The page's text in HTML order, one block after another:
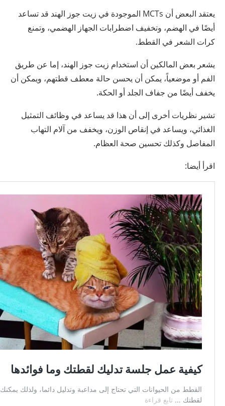
يعتقد البعض أن MCTs الموجودة في زيت جوز الهند قد تساعد
أيضًا في الهضم، وتخفيف اضطرابات الجهاز الهضمي، وتمنع
كرات الشعر في القطط.
يشعر بعض المالكين أن استخدام زيت جوز الهند، إما عن طريق
الفم أو موضعياً، يمكن أن يحسن حالة معطف قطتهم، ويمكن أن
يخفف أيضًا من جفاف الجلد أو الحكة.
تشير نظريات أخرى إلى أن هذا قد يساعد في وظائف التمثيل
الغذائي، ويساعد في إنقاص الوزن، ويخفف من آلام التهاب
المفاصل وكذلك تحسين صحة العظام.
اقرأ أيضا: